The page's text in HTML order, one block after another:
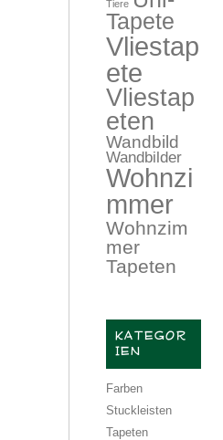
Tiere
Tapete
Vliestap
ete
Vliestap
eten
Wandbild
Wandbilder
Wohnzi
mmer
Wohnzim
mer
Tapeten
KATEGOR
IEN
Farben
Stuckleisten
Tapeten